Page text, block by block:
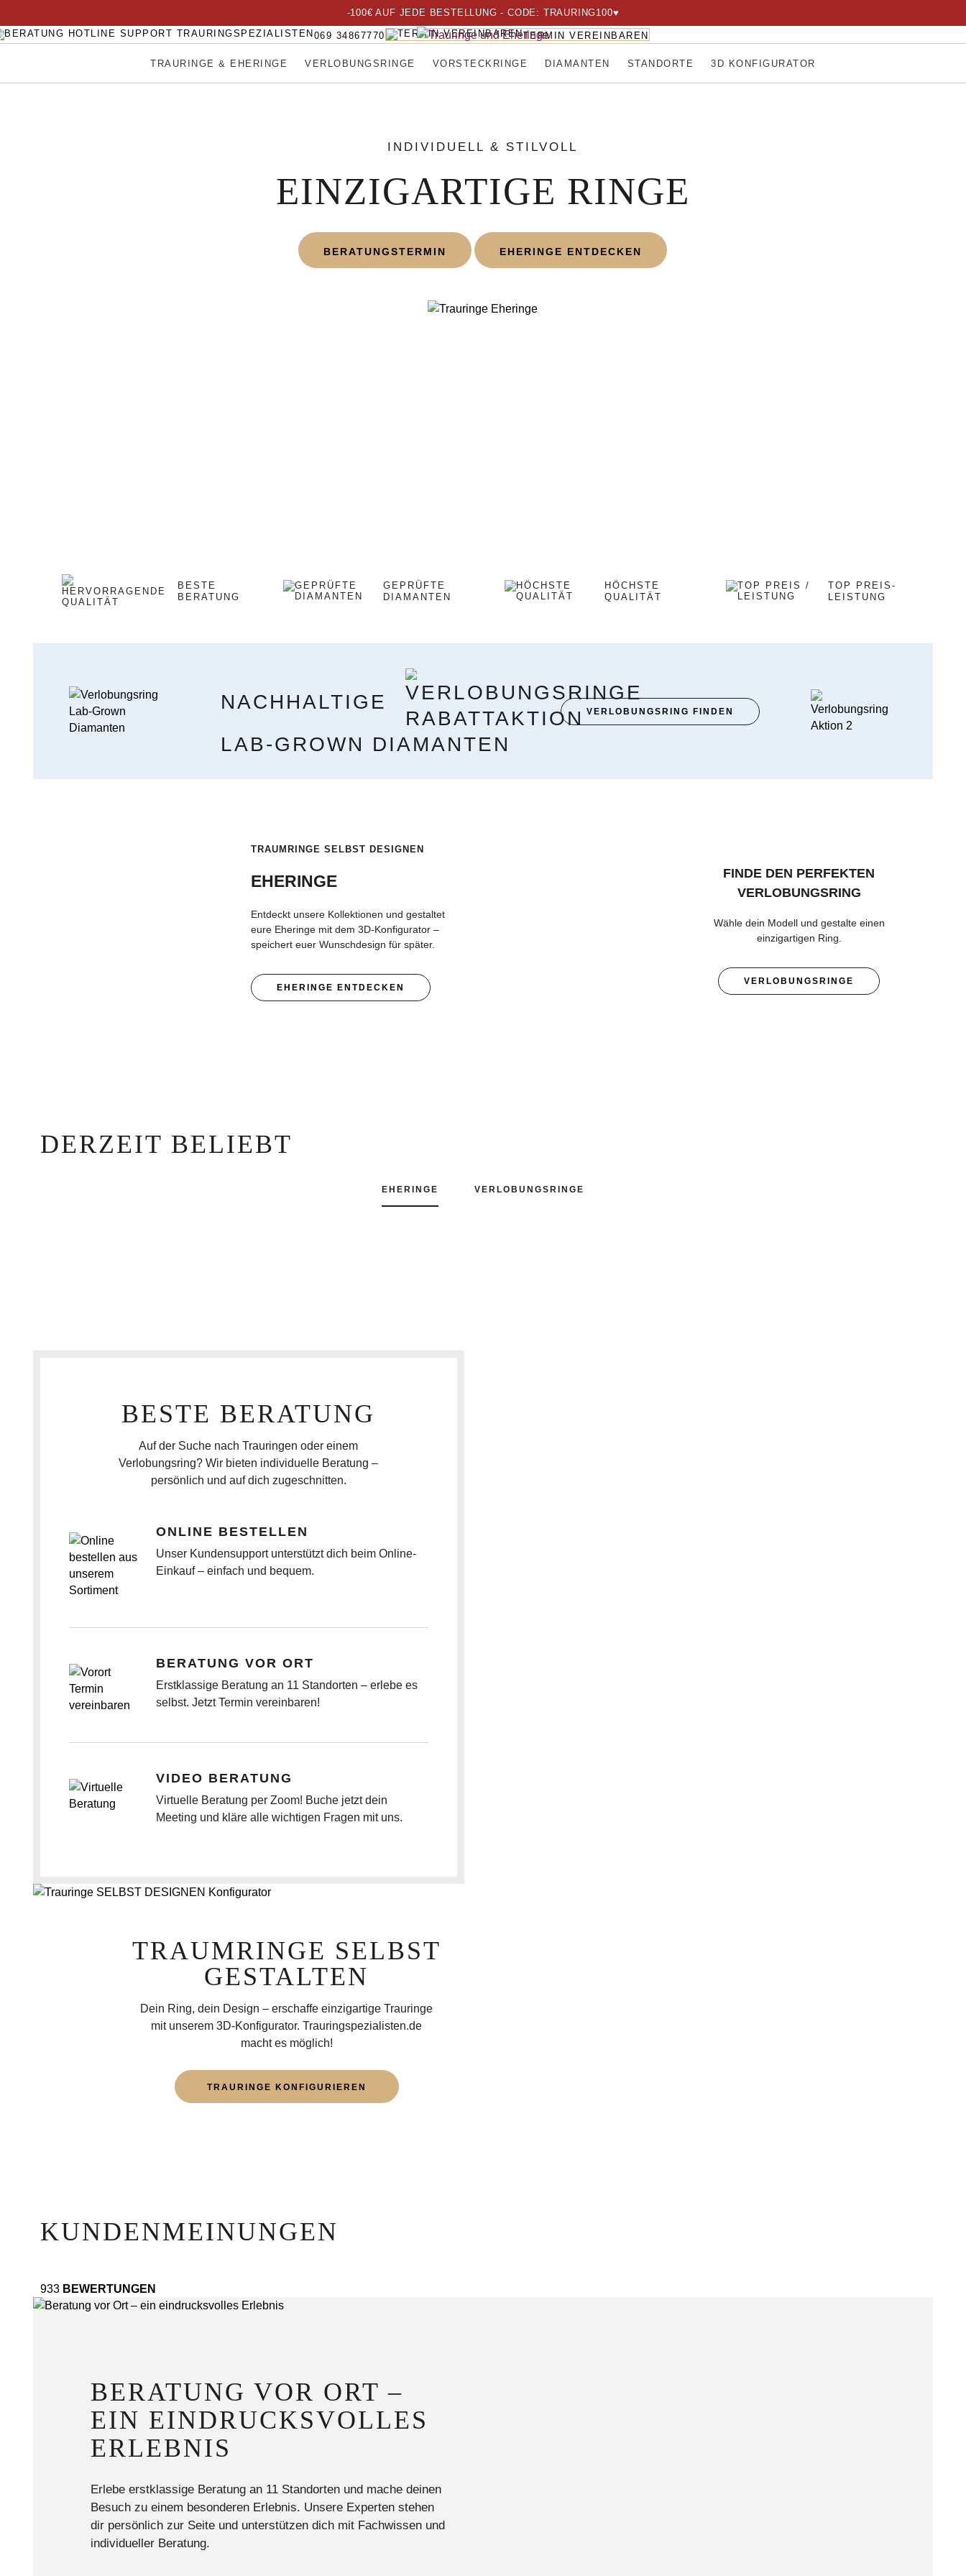
-100€ AUF JEDE BESTELLUNG - CODE: TRAURING100♥
069 34867770 TERMIN VEREINBAREN
TRAURINGE & EHERINGE VERLOBUNGSRINGE VORSTECKRINGE DIAMANTEN STANDORTE 3D KONFIGURATOR
INDIVIDUELL & STILVOLL
EINZIGARTIGE RINGE
BERATUNGSTERMIN EHERINGE ENTDECKEN
BESTE
BERATUNG
GEPRÜFTE
DIAMANTEN
HÖCHSTE
QUALITÄT
TOP PREIS-
LEISTUNG
NACHHALTIGE
LAB-GROWN DIAMANTEN
VERLOBUNGSRING FINDEN
TRAUMRINGE SELBST DESIGNEN
EHERINGE
Entdeckt unsere Kollektionen und gestaltet
eure Eheringe mit dem 3D-Konfigurator –
speichert euer Wunschdesign für später.
EHERINGE ENTDECKEN
FINDE DEN PERFEKTEN
VERLOBUNGSRING
Wähle dein Modell und gestalte einen
einzigartigen Ring.
VERLOBUNGSRINGE
DERZEIT BELIEBT
EHERINGE VERLOBUNGSRINGE
BESTE BERATUNG
Auf der Suche nach Trauringen oder einem
Verlobungsring? Wir bieten individuelle Beratung –
persönlich und auf dich zugeschnitten.
ONLINE BESTELLEN
Unser Kundensupport unterstützt dich beim Online-
Einkauf – einfach und bequem.
BERATUNG VOR ORT
Erstklassige Beratung an 11 Standorten – erlebe es
selbst. Jetzt Termin vereinbaren!
VIDEO BERATUNG
Virtuelle Beratung per Zoom! Buche jetzt dein
Meeting und kläre alle wichtigen Fragen mit uns.
TRAUMRINGE SELBST
GESTALTEN
Dein Ring, dein Design – erschaffe einzigartige Trauringe
mit unserem 3D-Konfigurator. Trauringspezialisten.de
macht es möglich!
TRAURINGE KONFIGURIEREN
KUNDENMEINUNGEN
933 BEWERTUNGEN
BERATUNG VOR ORT –
EIN EINDRUCKSVOLLES
ERLEBNIS
Erlebe erstklassige Beratung an 11 Standorten und mache deinen
Besuch zu einem besonderen Erlebnis. Unsere Experten stehen
dir persönlich zur Seite und unterstützen dich mit Fachwissen und
individueller Beratung.